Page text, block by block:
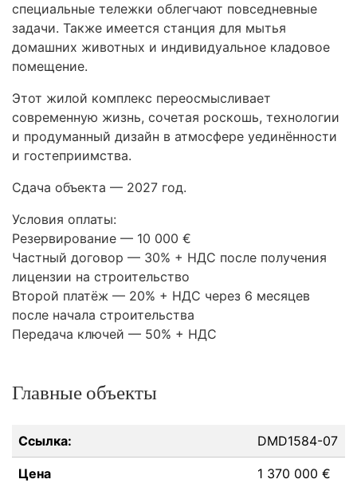
специальные тележки облегчают повседневные
задачи. Также имеется станция для мытья
домашних животных и индивидуальное кладовое
помещение.
Этот жилой комплекс переосмысливает
современную жизнь, сочетая роскошь, технологии
и продуманный дизайн в атмосфере уединённости
и гостеприимства.
Сдача объекта — 2027 год.
Условия оплаты:
Резервирование — 10 000 €
Частный договор — 30% + НДС после получения
лицензии на строительство
Второй платёж — 20% + НДС через 6 месяцев
после начала строительства
Передача ключей — 50% + НДС
Главные объекты
Ссылка: DMD1584-07
Цена 1 370 000 €